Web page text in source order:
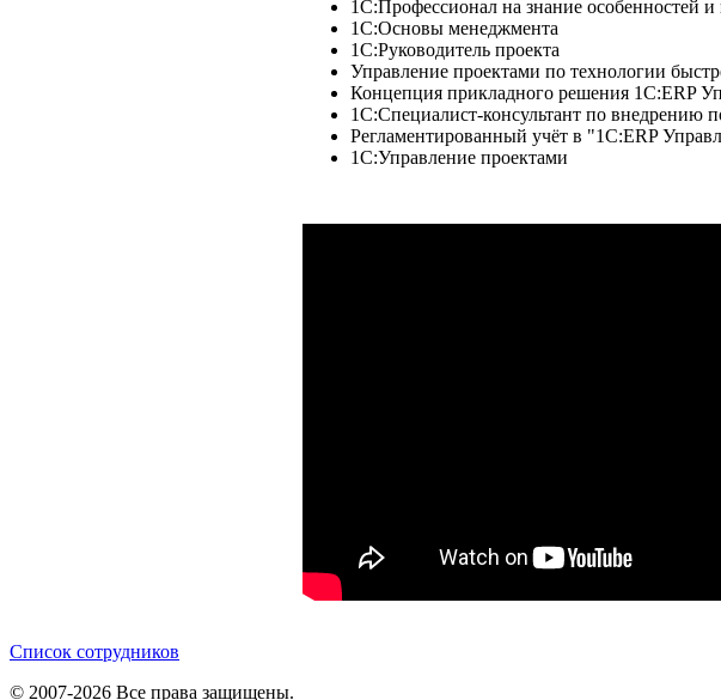
1С:Профессионал на знание особенностей
1С:Основы менеджмента
1С:Руководитель проекта
Управление проектами по технологии
Концепция прикладного решения 1С:ERP
1С:Специалист-консультант по внедрению
Регламентированный учёт в "1С:ERP
1С:Управление проектами
Список сотрудников
© 2007-2026 Все права защищены.